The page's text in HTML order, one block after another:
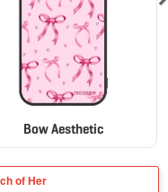
Bow Aesthetic
of Her